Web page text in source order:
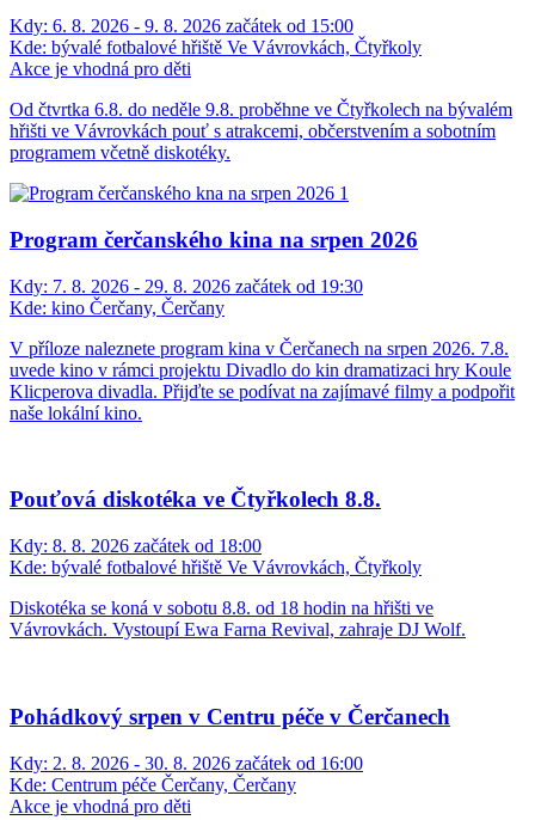
Kdy: 6. 8. 2026 - 9. 8. 2026 začátek od 15:00
Kde: bývalé fotbalové hřiště Ve Vávrovkách, Čtyřkoly
Akce je vhodná pro děti
Od čtvrtka 6.8. do neděle 9.8. proběhne ve Čtyřkolech na bývalém
hřišti ve Vávrovkách pouť s atrakcemi, občerstvením a sobotním
programem včetně diskotéky.
Program čerčanského kina na srpen 2026
Kdy: 7. 8. 2026 - 29. 8. 2026 začátek od 19:30
Kde: kino Čerčany, Čerčany
V příloze naleznete program kina v Čerčanech na srpen 2026. 7.8.
uvede kino v rámci projektu Divadlo do kin dramatizaci hry Koule
Klicperova divadla. Přijďte se podívat na zajímavé filmy a podpořit
naše lokální kino.
Pouťová diskotéka ve Čtyřkolech 8.8.
Kdy: 8. 8. 2026 začátek od 18:00
Kde: bývalé fotbalové hřiště Ve Vávrovkách, Čtyřkoly
Diskotéka se koná v sobotu 8.8. od 18 hodin na hřišti ve
Vávrovkách. Vystoupí Ewa Farna Revival, zahraje DJ Wolf.
Pohádkový srpen v Centru péče v Čerčanech
Kdy: 2. 8. 2026 - 30. 8. 2026 začátek od 16:00
Kde: Centrum péče Čerčany, Čerčany
Akce je vhodná pro děti